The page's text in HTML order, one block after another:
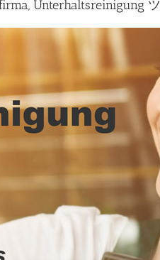
Unterhaltsreinigung ツ